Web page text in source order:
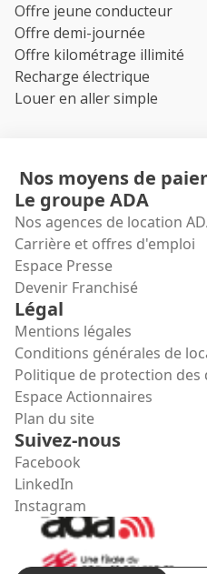
Offre jeune conducteur
Offre demi-journée
Offre kilométrage illimité
Recharge électrique
Louer en aller simple
Nos moyens de
Le groupe ADA
Nos agences de location
Carrière et offres d'emploi
Espace Presse
Devenir Franchisé
Légal
Mentions légales
Conditions générales de
Politique de protection des
Espace Actionnaires
Plan du site
Suivez-nous
Facebook
LinkedIn
Instagram